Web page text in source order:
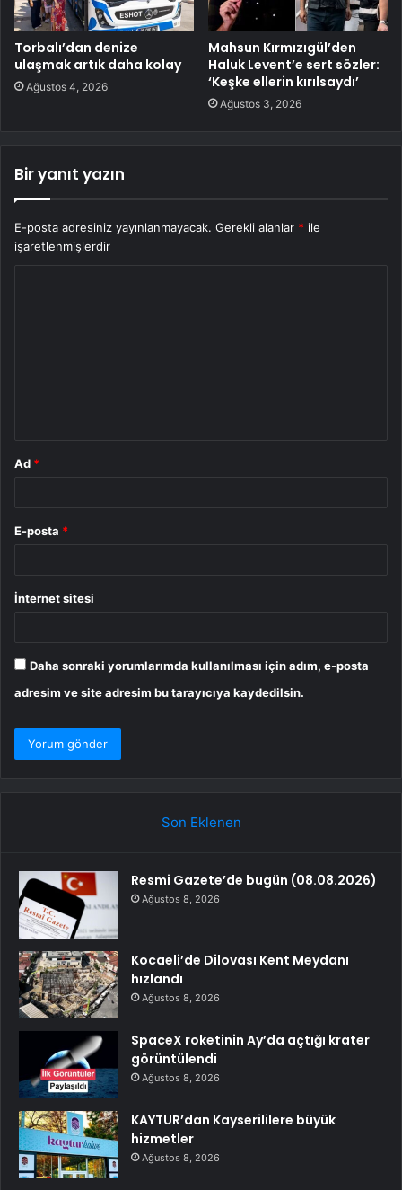
Torbalı’dan denize
ulaşmak artık daha kolay
Ağustos 4, 2026
Mahsun Kırmızıgül’den
Haluk Levent’e sert sözler:
‘Keşke ellerin kırılsaydı’
Ağustos 3, 2026
Bir yanıt yazın
E-posta adresiniz yayınlanmayacak. Gerekli alanlar * ile
işaretlenmişlerdir
Ad *
E-posta *
İnternet sitesi
Daha sonraki yorumlarımda kullanılması için adım, e-posta
adresim ve site adresim bu tarayıcıya kaydedilsin.
Son Eklenen
Resmi Gazete’de bugün (08.08.2026)
Ağustos 8, 2026
Kocaeli’de Dilovası Kent Meydanı
hızlandı
Ağustos 8, 2026
SpaceX roketinin Ay’da açtığı krater
görüntülendi
Ağustos 8, 2026
KAYTUR’dan Kayserililere büyük
hizmetler
Ağustos 8, 2026